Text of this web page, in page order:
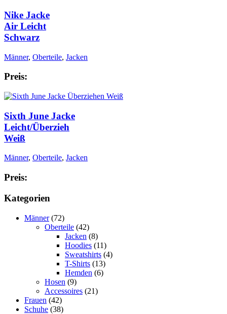
Nike Jacke
Air Leicht
Schwarz
Männer, Oberteile, Jacken
Preis:
Sixth June Jacke
Leicht/Überzieh
Weiß
Männer, Oberteile, Jacken
Preis:
Kategorien
Männer (72)
Oberteile (42)
Jacken (8)
Hoodies (11)
Sweatshirts (4)
T-Shirts (13)
Hemden (6)
Hosen (9)
Accessoires (21)
Frauen (42)
Schuhe (38)